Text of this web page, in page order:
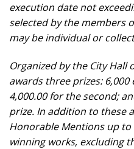
execution date not
selected by the members
may be individual or
Organized by the City Hall
awards three prizes:
4,000.00 for the second;
prize. In addition to these
Honorable Mentions up
winning works, excluding